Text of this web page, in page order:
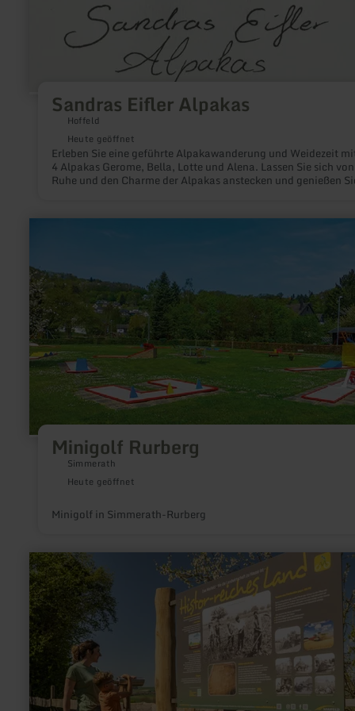
Sandras Eifler Alpakas
Hoffeld
Heute geöffnet
Erleben Sie eine geführte Alpakawanderung und Weidezeit
4 Alpakas Gerome, Bella, Lotte und Alena. Lassen Sie sich
Ruhe und den Charme der Alpakas anstecken und genießen
Minigolf Rurberg
Simmerath
Heute geöffnet
Minigolf in Simmerath-Rurberg
Rurberg
mehr
erfahren
zu:
Geschichte
der
Landwirtschaft
-
Erlebnisstation
am
Maifeldradweg